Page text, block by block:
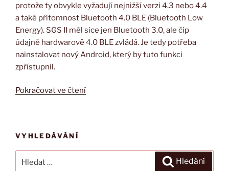
protože ty obvykle vyžadují nejnižší verzi 4.3 nebo 4.4
a také přítomnost Bluetooth 4.0 BLE (Bluetooth Low
Energy). SGS II měl sice jen Bluetooth 3.0, ale čip
údajně hardwarově 4.0 BLE zvládá. Je tedy potřeba
nainstalovat nový Android, který by tuto funkci
zpřístupnil.
Pokračovat ve čtení
Galaxy
VYHLEDÁVÁNÍ
Hledání